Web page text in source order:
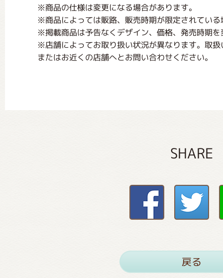
※商品の仕様は変更になる場合があります。
※商品によっては販路、販売時期が限定されてい
※掲載商品は予告なくデザイン、価格、発売時期
※店舗によってお取り扱い状況が異なります。取
またはお近くの店舗へとお問い合わせください。
SHARE
戻る